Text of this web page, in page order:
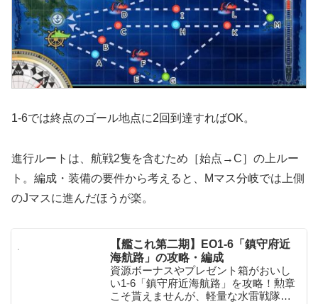
1-6では終点のゴール地点に2回到達すればOK。
進行ルートは、航戦2隻を含むため［始点→C］の上ルー
ト。編成・装備の要件から考えると、Mマス分岐では上側
のJマスに進んだほうが楽。
【艦これ第二期】EO1-6「鎮守府近
海航路」の攻略・編成
資源ボーナスやプレゼント箱がおいし
い1-6「鎮守府近海航路」を攻略！勲章
こそ貰えませんが、軽量な水雷戦隊編